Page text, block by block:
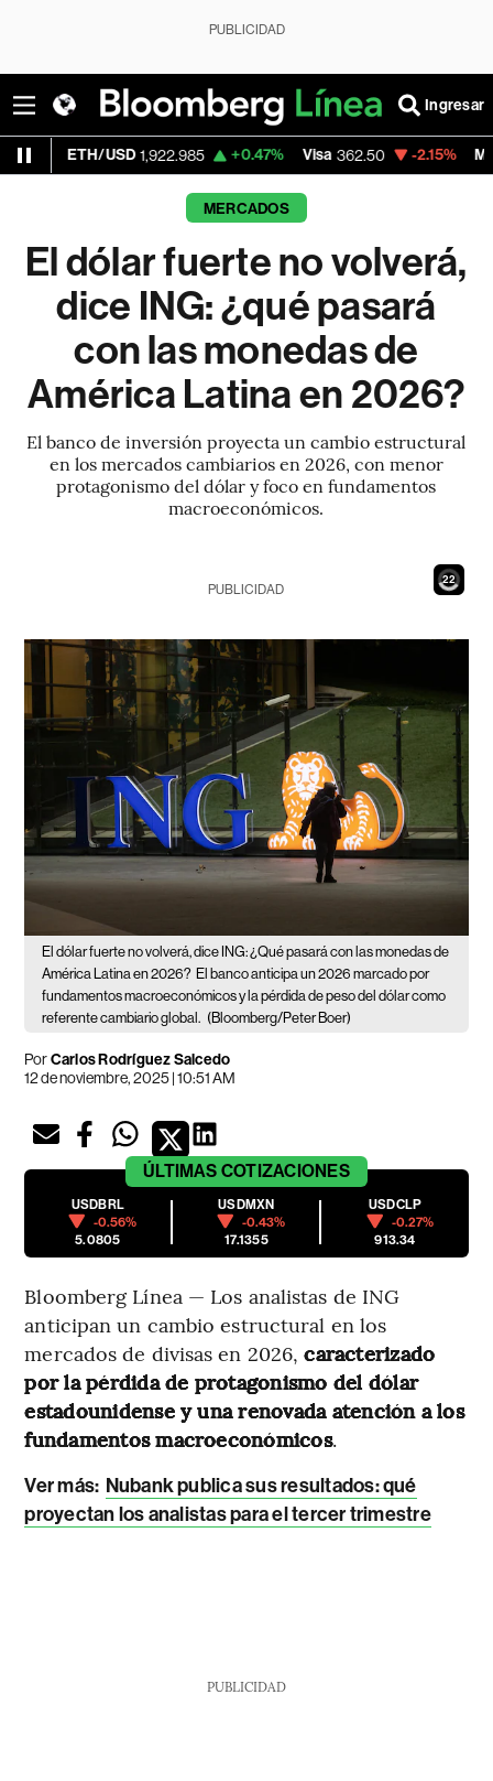
PUBLICIDAD
Ingresar
1,922.985 +0.47% Visa 362.50 -2.15% MercadoLibre
MERCADOS
El dólar fuerte no volverá,
dice ING: ¿qué pasará
con las monedas de
América Latina en 2026?
El banco de inversión proyecta un cambio estructural
en los mercados cambiarios en 2026, con menor
protagonismo del dólar y foco en fundamentos
macroeconómicos.
20
PUBLICIDAD
El dólar fuerte no volverá, dice ING: ¿Qué pasará con las monedas de
América Latina en 2026? El banco anticipa un 2026 marcado por
fundamentos macroeconómicos y la pérdida de peso del dólar como
referente cambiario global. (Bloomberg/Peter Boer)
PorCarlos Rodríguez Salcedo
12 de noviembre, 2025 | 10:51 AM
ÚLTIMAS COTIZACIONES
USDBRL
-0.56%
5.0805
USDMXN
-0.43%
17.1355
USDCLP
-0.27%
913.34
Bloomberg Línea — Los analistas de ING
anticipan un cambio estructural en los
mercados de divisas en 2026,caracterizado
por la pérdida de protagonismo del dólar
estadounidense y una renovada atención a los
fundamentos macroeconómicos.
Ver más: Nubank publica sus resultados: qué
proyectan los analistas para el tercer trimestre
PUBLICIDAD